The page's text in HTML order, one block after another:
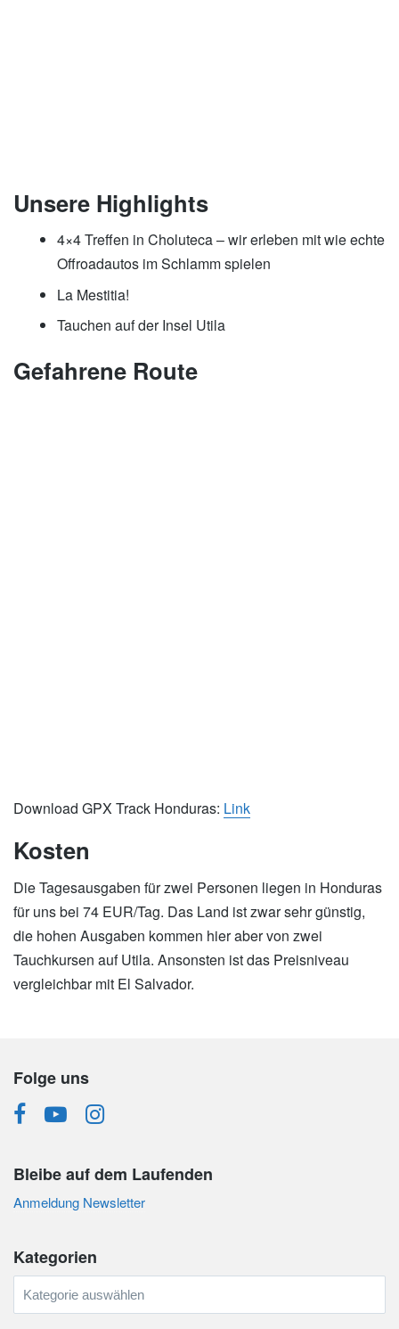
Unsere Highlights
4×4 Treffen in Choluteca – wir erleben mit wie echte
Offroadautos im Schlamm spielen
La Mestitia!
Tauchen auf der Insel Utila
Gefahrene Route
Download GPX Track Honduras: Link
Kosten
Die Tagesausgaben für zwei Personen liegen in Honduras
für uns bei 74 EUR/Tag. Das Land ist zwar sehr günstig,
die hohen Ausgaben kommen hier aber von zwei
Tauchkursen auf Utila. Ansonsten ist das Preisniveau
vergleichbar mit El Salvador.
Folge uns
Bleibe auf dem Laufenden
Anmeldung Newsletter
Kategorien
Kategorien